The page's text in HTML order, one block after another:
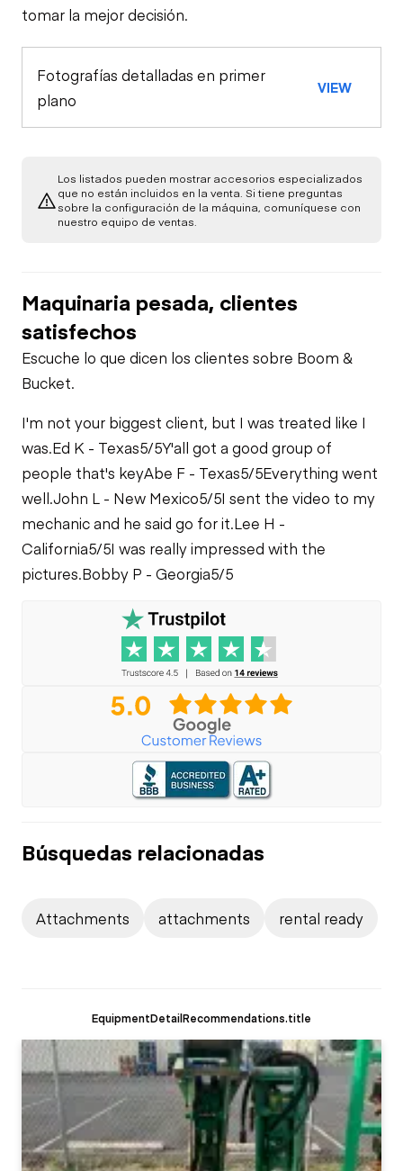
tomar la mejor decisión.
Fotografías detalladas en primer
plano
VIEW
Los listados pueden mostrar accesorios especializados
que no están incluidos en la venta. Si tiene preguntas
sobre la configuración de la máquina, comuníquese con
nuestro equipo de ventas.
Maquinaria pesada, clientes
satisfechos
Escuche lo que dicen los clientes sobre Boom &
Bucket.
I'm not your biggest client, but I was treated like I
was.Ed K - Texas5/5Y'all got a good group of
people that's keyAbe F - Texas5/5Everything went
well.John L - New Mexico5/5I sent the video to my
mechanic and he said go for it.Lee H -
California5/5I was really impressed with the
pictures.Bobby P - Georgia5/5
Búsquedas relacionadas
Attachments attachments rental ready
EquipmentDetailRecommendations.title